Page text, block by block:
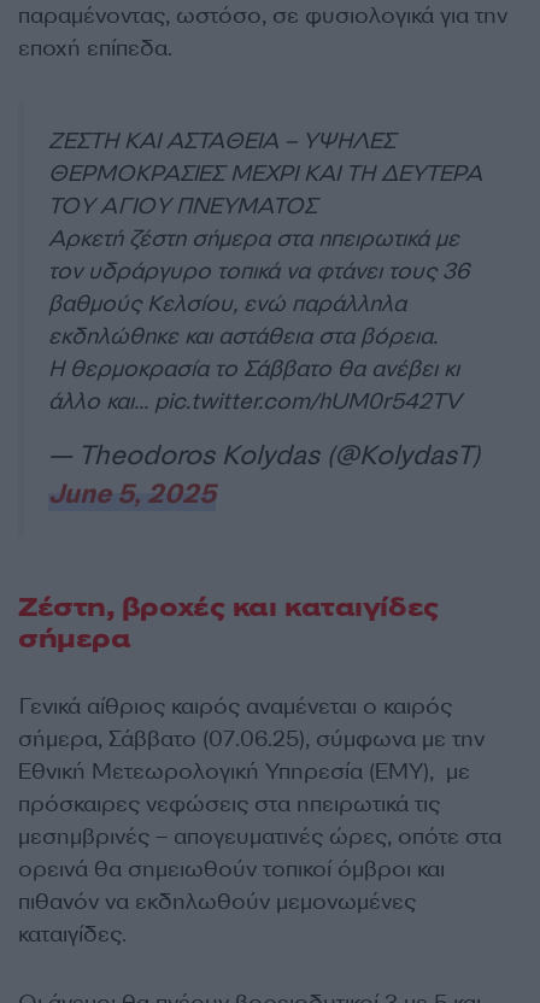
παραμένοντας, ωστόσο, σε φυσιολογικά για την
εποχή επίπεδα.
ΖΕΣΤΗ ΚΑΙ ΑΣΤΑΘΕΙΑ – ΥΨΗΛΕΣ
ΘΕΡΜΟΚΡΑΣΙΕΣ ΜΕΧΡΙ ΚΑΙ ΤΗ ΔΕΥΤΕΡΑ
ΤΟΥ ΑΓΙΟΥ ΠΝΕΥΜΑΤΟΣ
Αρκετή ζέστη σήμερα στα ηπειρωτικά με
τον υδράργυρο τοπικά να φτάνει τους 36
βαθμούς Κελσίου, ενώ παράλληλα
εκδηλώθηκε και αστάθεια στα βόρεια.
Η θερμοκρασία το Σάββατο θα ανέβει κι
άλλο και… pic.twitter.com/hUM0r542TV
— Theodoros Kolydas (@KolydasT)
June 5, 2025
Ζέστη, βροχές και καταιγίδες
σήμερα
Γενικά αίθριος καιρός αναμένεται ο καιρός
σήμερα, Σάββατο (07.06.25), σύμφωνα με την
Εθνική Μετεωρολογική Υπηρεσία (ΕΜΥ), με
πρόσκαιρες νεφώσεις στα ηπειρωτικά τις
μεσημβρινές – απογευματινές ώρες, οπότε στα
ορεινά θα σημειωθούν τοπικοί όμβροι και
πιθανόν να εκδηλωθούν μεμονωμένες
καταιγίδες.